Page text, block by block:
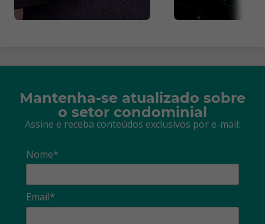
Mantenha-se atualizado sobre
o setor condominial
Assine e receba conteúdos exclusivos por e-mail:
Nome*
Email*